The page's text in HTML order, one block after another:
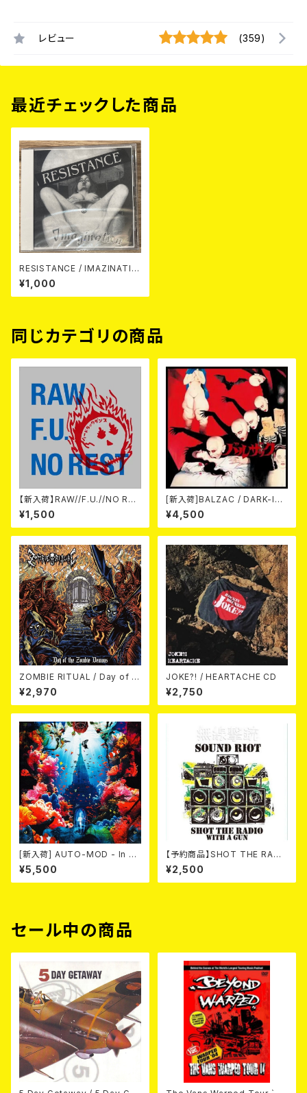
レビュー (359)
最近チェックした商品
RESISTANCE / IMAZINATIO
N （MAXI CD）
¥1,000
同じカテゴリの商品
【新入荷】RAW//F.U.//NO RES
T / 3way split EP ハード ラッ
ク ダンス (CD)
¥1,500
[新入荷]BALZAC / DARK-IS
M -20th Anniversary Comp
ilation- (2CD)
¥4,500
ZOMBIE RITUAL / Day of th
e Zombie Demons
¥2,970
JOKE?! / HEARTACHE CD
¥2,750
[新入荷] AUTO-MOD - In Th
e Wake Of KING AUTO-MO
D（CD+DVD/初回限定盤）
¥5,500
【予約商品】SHOT THE RADI
O WITH A GUN / SOUND RI
OT (CD)【8月８日発売】
¥2,500
セール中の商品